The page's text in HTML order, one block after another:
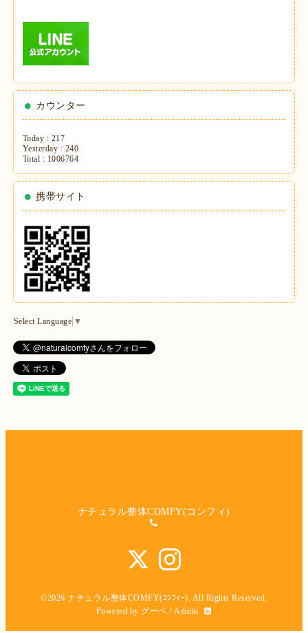
カウンター
Today : 217
Yesterday : 240
Total : 1006764
携帯サイト
Select Language ▼
ナチュラル整体COMFY(コンフィ)
©2026ナチュラル整体COMFY(ｺﾝﾌｨｰ) . All Rights Reserved.
Powered by グーペ / Admin